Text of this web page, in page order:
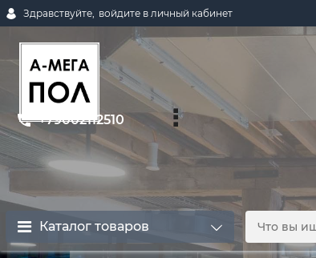
Здравствуйте, войдите в личный кабинет
+79002112510
Каталог товаров